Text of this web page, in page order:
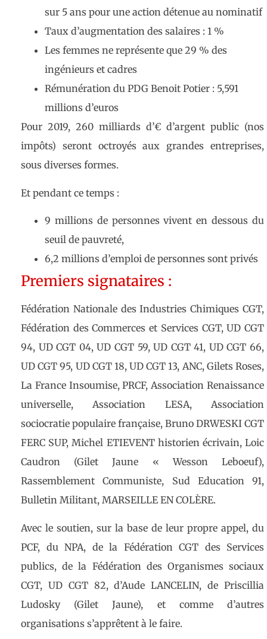
sur 5 ans pour une action détenue au nominatif
Taux d’augmentation des salaires : 1 %
Les femmes ne représente que 29 % des
ingénieurs et cadres
Rémunération du PDG Benoit Potier : 5,591
millions d’euros
Pour 2019, 260 milliards d’€ d’argent public (nos
impôts) seront octroyés aux grandes entreprises,
sous diverses formes.
Et pendant ce temps :
9 millions de personnes vivent en dessous du
seuil de pauvreté,
6,2 millions d’emploi de personnes sont privés
Premiers signataires :
Fédération Nationale des Industries Chimiques CGT,
Fédération des Commerces et Services CGT, UD CGT
94, UD CGT 04, UD CGT 59, UD CGT 41, UD CGT 66,
UD CGT 95, UD CGT 18, UD CGT 13, ANC, Gilets Roses,
La France Insoumise, PRCF, Association Renaissance
universelle, Association LESA, Association
sociocratie populaire française, Bruno DRWESKI CGT
FERC SUP, Michel ETIEVENT historien écrivain, Loic
Caudron (Gilet Jaune « Wesson Leboeuf),
Rassemblement Communiste, Sud Education 91,
Bulletin Militant, MARSEILLE EN COLÈRE.
Avec le soutien, sur la base de leur propre appel, du
PCF, du NPA, de la Fédération CGT des Services
publics, de la Fédération des Organismes sociaux
CGT, UD CGT 82, d’Aude LANCELIN, de Priscillia
Ludosky (Gilet Jaune), et comme d’autres
organisations s’apprêtent à le faire.